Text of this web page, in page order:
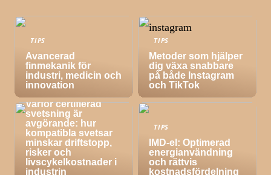
TIPS
Avancerad
finmekanik för
industri, medicin och
innovation
TIPS
Metoder som hjälper
dig växa snabbare
på både Instagram
och TikTok
TIPS
Varför certifierad
svetsning är
avgörande: hur
kompatibla svetsar
minskar driftstopp,
risker och
livscykelkostnader i
industrin
TIPS
IMD-el: Optimerad
energianvändning
och rättvis
kostnadsfördelning